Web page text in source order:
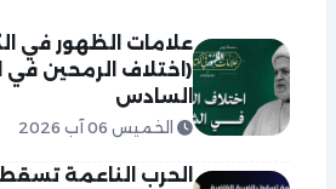
علامات الظهور في
(اختلاف الرمحين في
السادس
الخميس 06 آب 2026
الحرب الناعمة